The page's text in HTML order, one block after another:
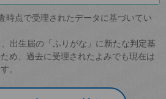
時点で受理されたデータに基づいてい
出生届の「ふりがな」に新たな判定基
め、過去に受理されたよみでも現在は
。